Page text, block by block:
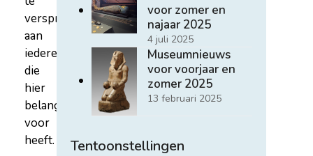
voor zomer en
najaar 2025
4 juli 2025
Museumnieuws
voor voorjaar en
zomer 2025
13 februari 2025
Tentoonstellingen
verspreiden
aan
iedereen
die
hier
belangstelling
voor
heeft.